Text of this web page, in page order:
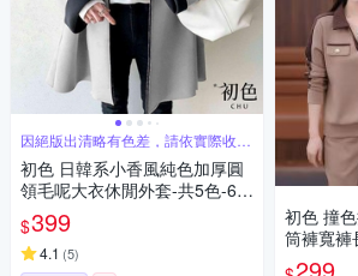
因絕版出清略有色差，請依實際收到
商品為主
初色 日韓系小香風純色加厚圓
領毛呢大衣休閒外套-共5色-64
171(F可選)
$399
4.1 (5)
初色 撞
筒褲寬褲
0(M-3XL